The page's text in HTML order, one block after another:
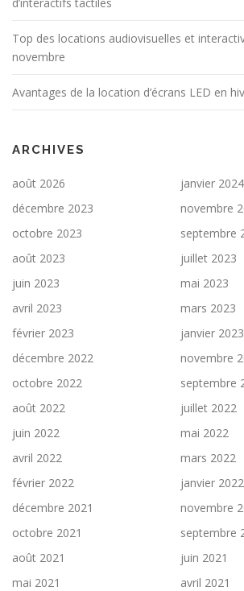
Top des locations audiovisuelles et
novembre
Avantages de la location d’écrans LED en
ARCHIVES
août 2026
janvier 2024
décembre 2023
novembre
octobre 2023
septembre
août 2023
juillet 2023
juin 2023
mai 2023
avril 2023
mars 2023
février 2023
janvier 2023
décembre 2022
novembre
octobre 2022
septembre
août 2022
juillet 2022
juin 2022
mai 2022
avril 2022
mars 2022
février 2022
janvier 2022
décembre 2021
novembre
octobre 2021
septembre
août 2021
juin 2021
mai 2021
avril 2021